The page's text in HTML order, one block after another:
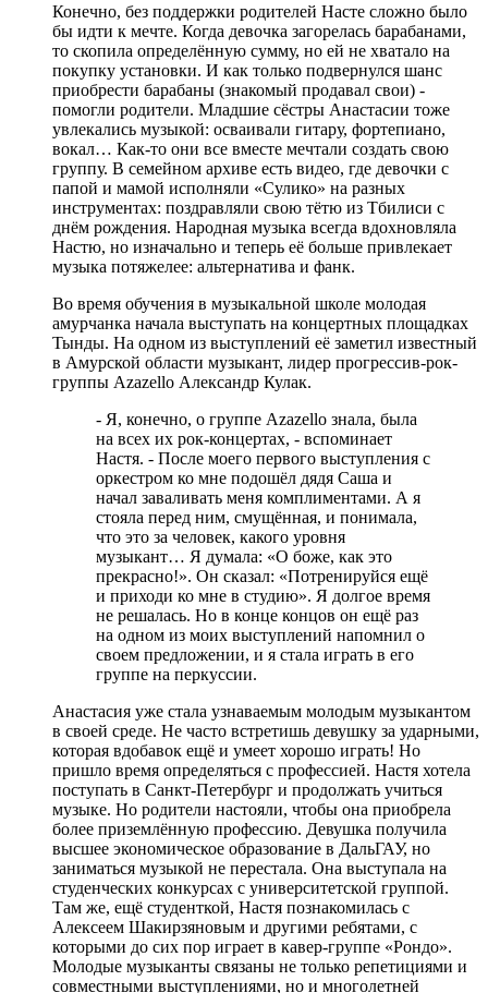
Конечно, без поддержки родителей Насте сложно было
бы идти к мечте. Когда девочка загорелась барабанами,
то скопила определённую сумму, но ей не хватало на
покупку установки. И как только подвернулся шанс
приобрести барабаны (знакомый продавал свои) -
помогли родители. Младшие сёстры Анастасии тоже
увлекались музыкой: осваивали гитару, фортепиано,
вокал… Как-то они все вместе мечтали создать свою
группу. В семейном архиве есть видео, где девочки с
папой и мамой исполняли «Сулико» на разных
инструментах: поздравляли свою тётю из Тбилиси с
днём рождения. Народная музыка всегда вдохновляла
Настю, но изначально и теперь её больше привлекает
музыка потяжелее: альтернатива и фанк.
Во время обучения в музыкальной школе молодая
амурчанка начала выступать на концертных площадках
Тынды. На одном из выступлений её заметил известный
в Амурской области музыкант, лидер прогрессив-рок-
группы Azazello Александр Кулак.
- Я, конечно, о группе Azazello знала, была
на всех их рок-концертах, - вспоминает
Настя. - После моего первого выступления с
оркестром ко мне подошёл дядя Саша и
начал заваливать меня комплиментами. А я
стояла перед ним, смущённая, и понимала,
что это за человек, какого уровня
музыкант… Я думала: «О боже, как это
прекрасно!». Он сказал: «Потренируйся ещё
и приходи ко мне в студию». Я долгое время
не решалась. Но в конце концов он ещё раз
на одном из моих выступлений напомнил о
своем предложении, и я стала играть в его
группе на перкуссии.
Анастасия уже стала узнаваемым молодым музыкантом
в своей среде. Не часто встретишь девушку за ударными,
которая вдобавок ещё и умеет хорошо играть! Но
пришло время определяться с профессией. Настя хотела
поступать в Санкт-Петербург и продолжать учиться
музыке. Но родители настояли, чтобы она приобрела
более приземлённую профессию. Девушка получила
высшее экономическое образование в ДальГАУ, но
заниматься музыкой не перестала. Она выступала на
студенческих конкурсах с университетской группой.
Там же, ещё студенткой, Настя познакомилась с
Алексеем Шакирзяновым и другими ребятами, с
которыми до сих пор играет в кавер-группе «Рондо».
Молодые музыканты связаны не только репетициями и
совместными выступлениями, но и многолетней